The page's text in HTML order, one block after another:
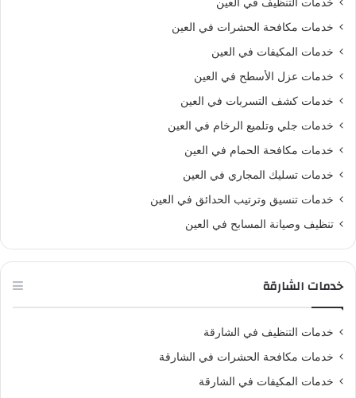
خدمات مكافحة الحشرات في العين
خدمات المكيفات في العين
خدمات عزل الأسطح في العين
خدمات كشف التسربات في العين
خدمات جلي وتلميع الرخام في العين
خدمات مكافحة الحمام في العين
خدمات تسليك المجاري في العين
خدمات تنسيق وترتيب الحدائق في العين
تنظيف وصيانة المسابح في العين
خدمات الشارقة
خدمات التنظيف في الشارقة
خدمات مكافحة الحشرات في الشارقة
خدمات المكيفات في الشارقة